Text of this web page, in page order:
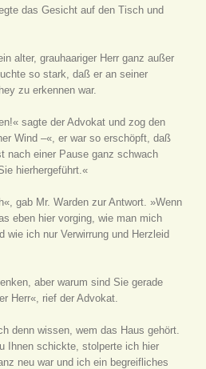
das Gesicht auf den Tisch und
alter, grauhaariger Herr ganz außer
so stark, daß er an seiner
zu erkennen war.
sagte der Advokat und zog den
Wind –«, er war so erschöpft, daß
nach einer Pause ganz schwach
hierhergeführt.«
gab Mr. Warden zur Antwort. »Wenn
eben hier vorging, wie man mich
wie ich nur Verwirrung und Herzleid
aber warum sind Sie gerade
Herr«, rief der Advokat.
denn wissen, wem das Haus gehört.
Ihnen schickte, stolperte ich hier
neu war und ich ein begreifliches